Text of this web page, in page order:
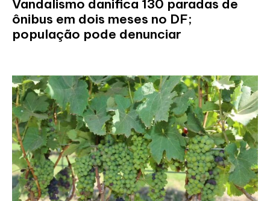
Vandalismo danifica 130 paradas de
ônibus em dois meses no DF;
população pode denunciar